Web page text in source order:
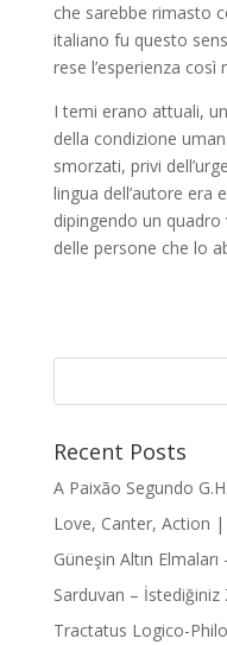
che sarebbe rimasto
italiano fu questo
rese l’esperienza
I temi erano attuali,
della condizione
smorzati, privi
lingua dell’autore era
dipingendo un
delle persone che lo
Recent Posts
A Paixão Segundo
Love, Canter, Action |
Güneşin Altın
Sarduvan –
Tractatus Logico-